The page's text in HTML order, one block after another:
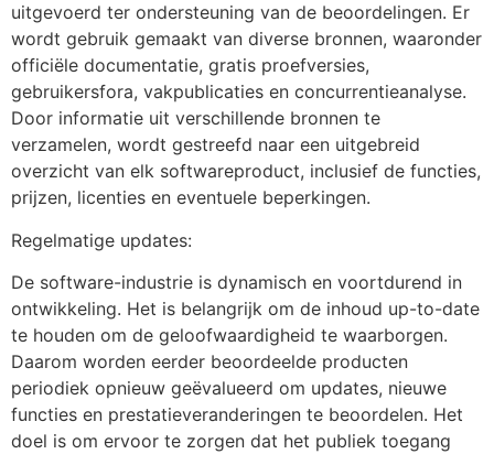
uitgevoerd ter ondersteuning van de beoordelingen. Er
wordt gebruik gemaakt van diverse bronnen, waaronder
officiële documentatie, gratis proefversies,
gebruikersfora, vakpublicaties en concurrentieanalyse.
Door informatie uit verschillende bronnen te
verzamelen, wordt gestreefd naar een uitgebreid
overzicht van elk softwareproduct, inclusief de functies,
prijzen, licenties en eventuele beperkingen.
Regelmatige updates:
De software-industrie is dynamisch en voortdurend in
ontwikkeling. Het is belangrijk om de inhoud up-to-date
te houden om de geloofwaardigheid te waarborgen.
Daarom worden eerder beoordeelde producten
periodiek opnieuw geëvalueerd om updates, nieuwe
functies en prestatieveranderingen te beoordelen. Het
doel is om ervoor te zorgen dat het publiek toegang